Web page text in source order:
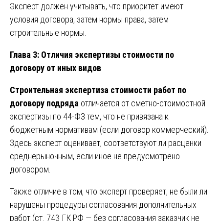
Эксперт должен учитывать, что приоритет имеют
условия договора, затем нормы права, затем
строительные нормы.
Глава 3: Отличия экспертизы стоимости по
договору от иных видов
Строительная экспертиза стоимости работ по
договору подряда отличается от сметно-стоимостной
экспертизы по 44-ФЗ тем, что не привязана к
бюджетным нормативам (если договор коммерческий).
Здесь эксперт оценивает, соответствуют ли расценки
среднерыночным, если иное не предусмотрено
договором.
Также отличие в том, что эксперт проверяет, не были ли
нарушены процедуры согласования дополнительных
работ (ст. 743 ГК РФ — без согласования заказчик не